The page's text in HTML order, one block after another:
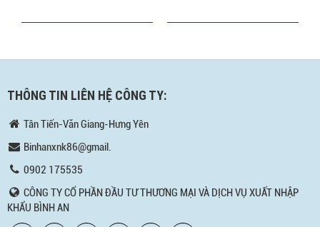
THÔNG TIN LIÊN HỆ CÔNG TY:
Tân Tiến-Văn Giang-Hưng Yên
Binhanxnk86@gmail.
0902 175535
CÔNG TY CỔ PHẦN ĐẦU TƯ THƯƠNG MẠI VÀ DỊCH VỤ XUẤT NHẬP
KHẨU BÌNH AN